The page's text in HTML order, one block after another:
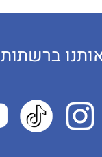
ברשתות